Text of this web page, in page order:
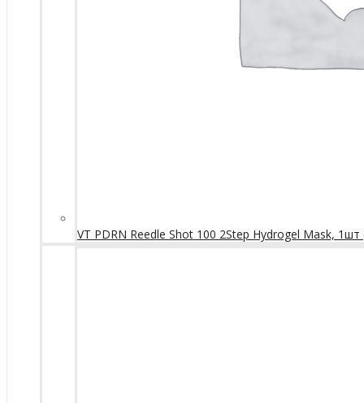
VT PDRN Reedle Shot 100 2Step Hydrogel Mask,